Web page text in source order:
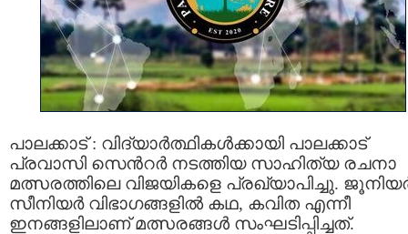
പാലക്കാട് : വിദ്യാർത്ഥികൾക്കായി പാലക്കാട്
പ്രവാസി സെന്‍റർ നടത്തിയ സാഹിത്യ രചനാ
മത്സരത്തിലെ വിജയികളെ പ്രഖ്യാപിച്ചു.
സീനിയർ വിഭാഗങ്ങളിൽ കഥ, കവിത എന്നീ
ഇനങ്ങളിലാണ് മത്സരങ്ങൾ സംഘടിപ്പിച്ചത്.